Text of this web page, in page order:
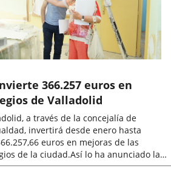
366.257 euros en
de Valladolid
a través de la concejalía de
invertirá desde enero hasta
euros en mejoras de las
de la ciudad.Así lo ha anunciado la